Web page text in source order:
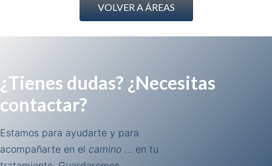
VOLVER A ÁREAS
¿Tienes dudas? ¿Necesitas
contactar?
Estamos para ayudarte y para
acompañarte en el camino … en tu